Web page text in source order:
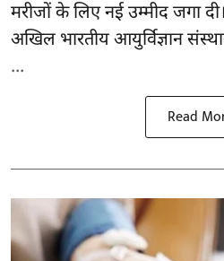
मरीजों के लिए नई उम्मीद जगा
अखिल भारतीय आयुर्विज्ञान
...
Read